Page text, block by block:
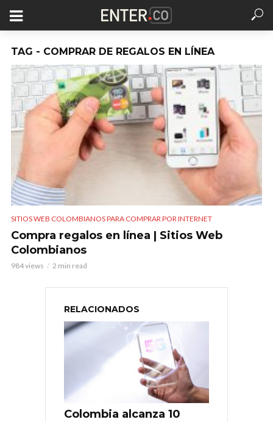
TAG - COMPRAR DE REGALOS EN LÍNEA
SITIOS WEB COLOMBIANOS PARA COMPRAR POR INTERNET
Compra regalos en línea | Sitios Web
Colombianos
984 views 2 min read
RELACIONADOS
Colombia alcanza 10